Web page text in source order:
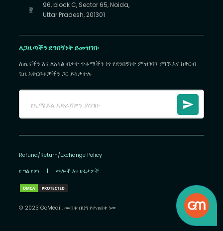
96, block C, Sector 65, Noida,
Uttar Pradesh, 201301
ለጋዜጣችን ደንበኝነት ይመዝገቡ
ለጤናችን እና ለአካል ብቃት ጥቆማችን ነፃ የደንበኝነት ምዝገባን ያግኙ እና ከቅርብ
ጊዜ አቅርቦቶቻችን ጋር ይከታተሉ
Refund/Return/Exchange Policy
የ ግል የሆነ | ውሎች እና ሁኔታዎች
© 2023 GoMedii. መብቱ በህግ የተጠበቀ ነው